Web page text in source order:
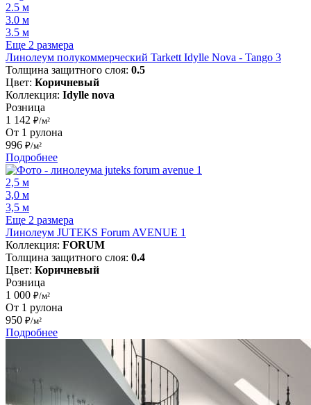
2.5 м
3.0 м
3.5 м
Еще 2 размера
Линолеум полукоммерческий Tarkett Idylle Nova - Tango 3
Толщина защитного слоя: 0.5
Цвет: Коричневый
Коллекция: Idylle nova
Розница
1 142 ₽/м²
От 1 рулона
996 ₽/м²
Подробнее
2,5 м
3,0 м
3,5 м
Еще 2 размера
Линолеум JUTEKS Forum AVENUE 1
Коллекция: FORUM
Толщина защитного слоя: 0.4
Цвет: Коричневый
Розница
1 000 ₽/м²
От 1 рулона
950 ₽/м²
Подробнее